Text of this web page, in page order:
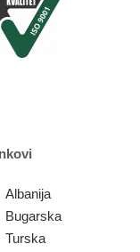
Albanija
Bugarska
Turska